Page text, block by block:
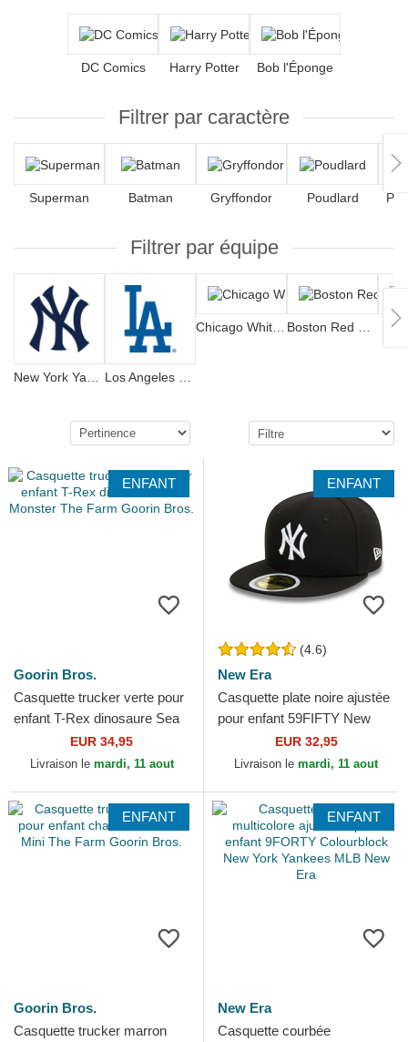
DC Comics Harry Potter Bob l'Éponge
Filtrer par caractère
Superman Batman Gryffondor Poudlard
Filtrer par équipe
ENFANT
Goorin Bros.
Casquette trucker verte pour
enfant T-Rex dinosaure Sea
Monster The Farm Goorin
Bros.
EUR 34,95
Livraison le mardi, 11 aout
ENFANT
(4.6)
New Era
Casquette plate noire ajustée
pour enfant 59FIFTY New
York Yankees MLB New Era
EUR 32,95
Livraison le mardi, 11 aout
ENFANT
Goorin Bros.
Casquette trucker marron
ENFANT
New Era
Casquette courbée